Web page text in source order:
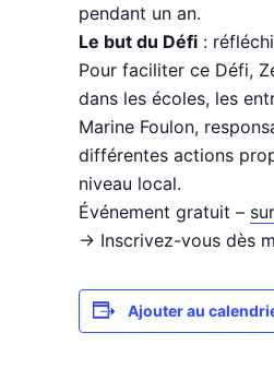
pendant un an.
Le but du Défi :
Pour faciliter ce Défi,
dans les écoles, les
Marine Foulon,
différentes actions
niveau local.
Événement gratuit –
-> Inscrivez-vous dès
Ajouter au